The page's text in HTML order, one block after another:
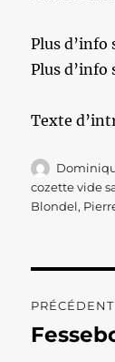
Plus
Plus d’info
Texte
Auteur
cozette vide
Blondel,
de
PRÉCÉDENT
Publication